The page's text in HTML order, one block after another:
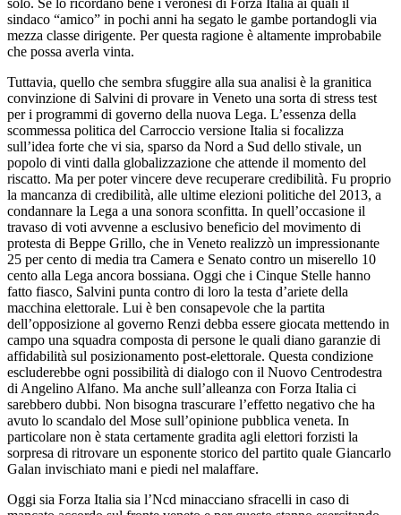
sindaco “amico” in pochi anni ha segato le gambe portandogli via
mezza classe dirigente. Per questa ragione è altamente improbabile
che possa averla vinta.
Tuttavia, quello che sembra sfuggire alla sua analisi è la granitica
convinzione di Salvini di provare in Veneto una sorta di stress test
per i programmi di governo della nuova Lega. L’essenza della
scommessa politica del Carroccio versione Italia si focalizza
sull’idea forte che vi sia, sparso da Nord a Sud dello stivale, un
popolo di vinti dalla globalizzazione che attende il momento del
riscatto. Ma per poter vincere deve recuperare credibilità. Fu proprio
la mancanza di credibilità, alle ultime elezioni politiche del 2013, a
condannare la Lega a una sonora sconfitta. In quell’occasione il
travaso di voti avvenne a esclusivo beneficio del movimento di
protesta di Beppe Grillo, che in Veneto realizzò un impressionante
25 per cento di media tra Camera e Senato contro un miserello 10
cento alla Lega ancora bossiana. Oggi che i Cinque Stelle hanno
fatto fiasco, Salvini punta contro di loro la testa d’ariete della
macchina elettorale. Lui è ben consapevole che la partita
dell’opposizione al governo Renzi debba essere giocata mettendo in
campo una squadra composta di persone le quali diano garanzie di
affidabilità sul posizionamento post-elettorale. Questa condizione
escluderebbe ogni possibilità di dialogo con il Nuovo Centrodestra
di Angelino Alfano. Ma anche sull’alleanza con Forza Italia ci
sarebbero dubbi. Non bisogna trascurare l’effetto negativo che ha
avuto lo scandalo del Mose sull’opinione pubblica veneta. In
particolare non è stata certamente gradita agli elettori forzisti la
sorpresa di ritrovare un esponente storico del partito quale Giancarlo
Galan invischiato mani e piedi nel malaffare.
Oggi sia Forza Italia sia l’Ncd minacciano sfracelli in caso di